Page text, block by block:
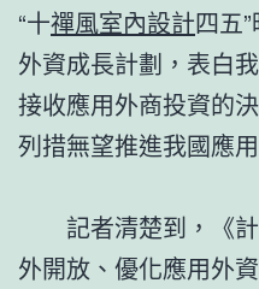
“十禪風室內設計四五
外資成長計劃，表白
接收應用外商投資的
列措無望推進我國應
記者清楚到，《計
外開放、優化應用外